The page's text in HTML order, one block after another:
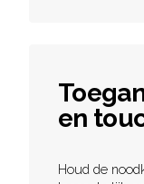
en
Houd de